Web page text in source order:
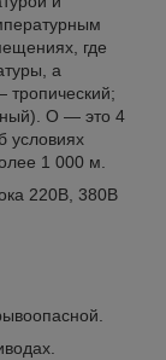
где
а
О — это 4
условиях
1 000 м.
220В, 380В